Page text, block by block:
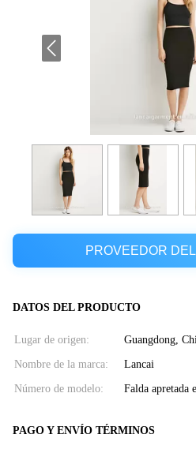
PROVEEDOR
DATOS DEL PRODUCTO
Lugar de origen: Guangdong,
Nombre de la marca: Lancai
Número de modelo: Falda apretada
PAGO Y ENVÍO TÉRMINOS